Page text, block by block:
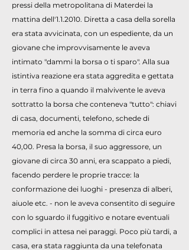
pressi della metropolitana di Materdei la
mattina dell'1.1.2010. Diretta a casa della sorella
era stata avvicinata, con un espediente, da un
giovane che improvvisamente le aveva
intimato "dammi la borsa o ti sparo". Alla sua
istintiva reazione era stata aggredita e gettata
in terra fino a quando il malvivente le aveva
sottratto la borsa che conteneva "tutto": chiavi
di casa, documenti, telefono, schede di
memoria ed anche la somma di circa euro
40,00. Presa la borsa, il suo aggressore, un
giovane di circa 30 anni, era scappato a piedi,
facendo perdere le proprie tracce: la
conformazione dei luoghi - presenza di alberi,
aiuole etc. - non le aveva consentito di seguire
con lo sguardo il fuggitivo e notare eventuali
complici in attesa nei paraggi. Poco più tardi, a
casa, era stata raggiunta da una telefonata